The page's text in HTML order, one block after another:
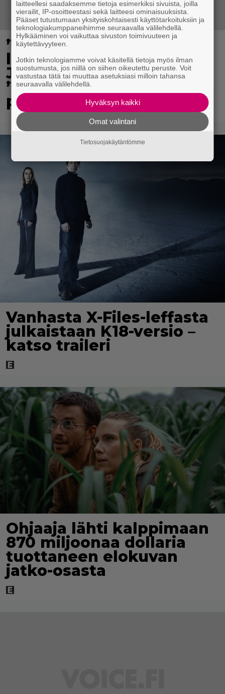
”Rakas, aurinkoinen
leijonapoikamme” – Ellen
Jokikunnaksen Ralph on
”virallisesti kympin
poika”
Vanhasta X-Files-leffasta
julkaistaan K18-versio –
katso traileri
Ohjaaja lähti kalppimaan
870 miljoonaa dollaria
tuottaneen elokuvan
jatko-osasta
laitteellesi saadaksemme tietoja esimerkiksi sivuista, joilla
vierailit, IP-osoitteestasi sekä laitteesi ominaisuuksista.
Pääset tutustumaan yksityiskohtaisesti käyttötarkoituksiin ja
teknologiakumppaneihimme seuraavalla välilehdellä.
Hylkääminen voi vaikuttaa sivuston toimivuuteen ja
käytettävyyteen.
Jotkin teknologiamme voivat käsitellä tietoja myös ilman
suostumusta, jos niillä on siihen oikeutettu peruste. Voit
vastustaa tätä tai muuttaa asetuksiasi milloin tahansa
seuraavalla välilehdellä.
Hyväksyn kaikki
Omat valintani
Tietosuojakäytäntömme